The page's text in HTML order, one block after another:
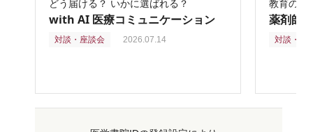
どう届ける？ いかに選ばれる？
with AI 医療コミュニケーション
対談・座談会 2026.07.14
教育の再
薬剤師
対談・座